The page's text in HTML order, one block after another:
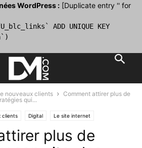
WordPress : [Duplicate entry '' for
ADD UNIQUE KEY
nouveaux clients
Comment attirer plus de
qui...
clients Digital Le site internet
plus de